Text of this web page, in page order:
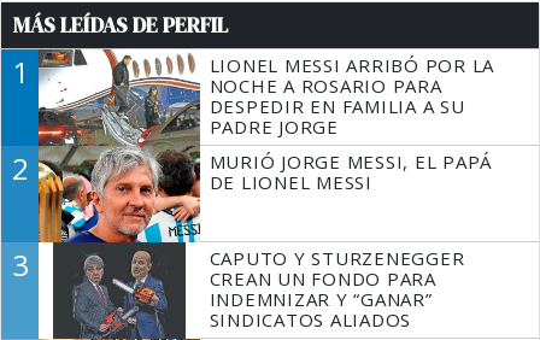
MÁS LEÍDAS DE PERFIL
1
LIONEL MESSI ARRIBÓ POR LA
NOCHE A ROSARIO PARA
DESPEDIR EN FAMILIA A SU
PADRE JORGE
2
MURIÓ JORGE MESSI, EL PAPÁ
DE LIONEL MESSI
3
CAPUTO Y STURZENEGGER
CREAN UN FONDO PARA
INDEMNIZAR Y “GANAR”
SINDICATOS ALIADOS